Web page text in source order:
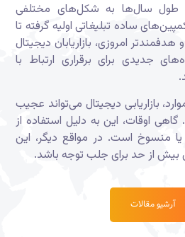
در طول سال‌ها به شکل‌های مختلفی
ساده تبلیغاتی اولیه گرفته تا
امروزی، بازاریابان دیجیتال
جدیدی برای برقراری ارتباط با
بازاریابی دیجیتال می‌تواند عجیب
اوقات، این به دلیل استفاده از
منسوخ است. در مواقع دیگر، این
بیش از حد برای جلب توجه باشد.
آرشیو مقالات